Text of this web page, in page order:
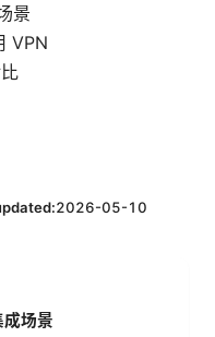
景
VPN
2026-05-10
场景